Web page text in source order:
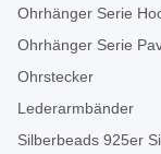
Ohrhänger Serie
Ohrhänger Serie
Ohrstecker
Lederarmbänder
Silberbeads 925er